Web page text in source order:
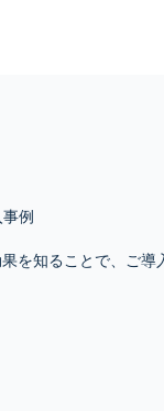
例
を知ることで、ご導